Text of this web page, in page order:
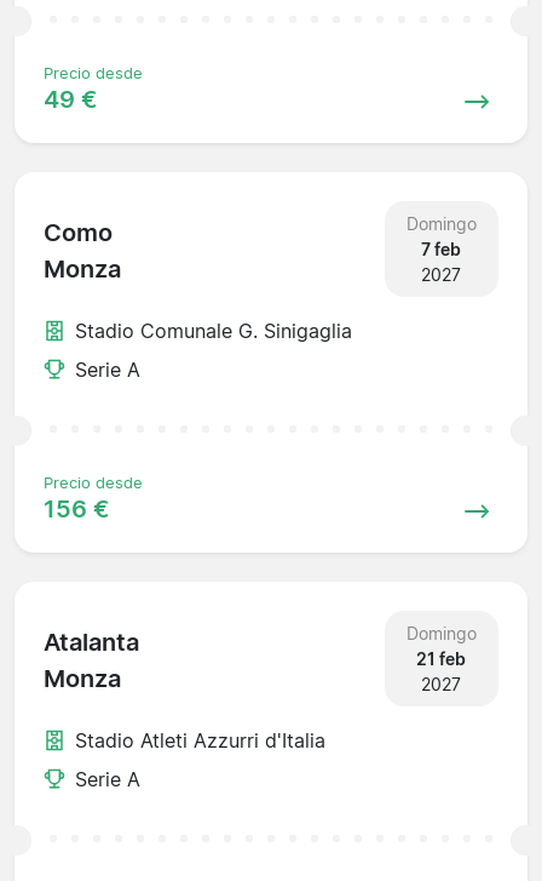
Precio desde
49 €
Como
Monza
Domingo
7 feb
2027
Stadio Comunale G. Sinigaglia
Serie A
Precio desde
156 €
Atalanta
Monza
Domingo
21 feb
2027
Stadio Atleti Azzurri d'Italia
Serie A